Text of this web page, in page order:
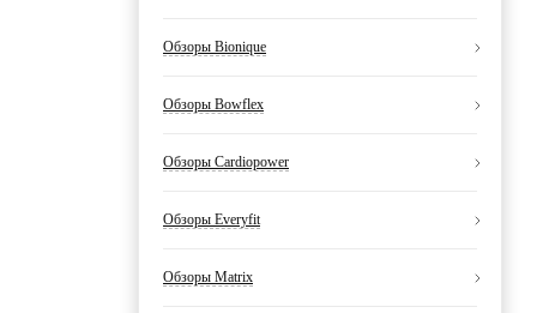
Обзоры Bionique
Обзоры Bowflex
Обзоры Cardiopower
Обзоры Everyfit
Обзоры Matrix